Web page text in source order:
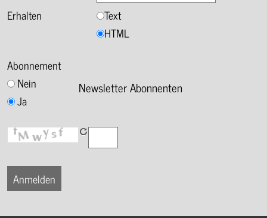
Erhalten
Text
HTML
Abonnement
Nein
Ja
Newsletter Abonnenten